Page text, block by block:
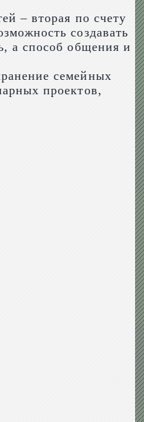
– вторая по счету
создавать
а способ общения и
семейных
проектов,